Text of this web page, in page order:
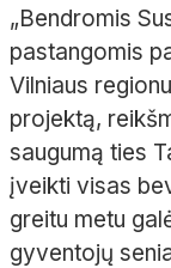
„Bendromis
pastangomis
Vilniaus
projektą,
saugumą ties
įveikti visas
greitu metu
gyventojų